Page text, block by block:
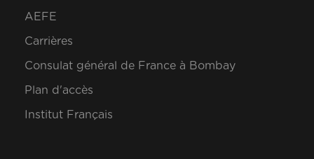
AEFE
Carrières
Consulat général de France à Bombay
Plan d'accès
Institut Français